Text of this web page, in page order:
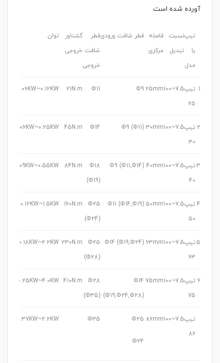
آورده شده است.
تیپ
یا
مدل
نسبت
تبدیل
فاصله
مرکزی
قطر شافت ورودیقطر
شافت
خروجی
گشتاور
خروجی
توان
1 تیپ
25
7.5~100
25mm
Φ9
Φ11
21N.m
0.06KW~0.12KW
2 تیپ
30
7.5~100
30mm
Φ9 (Φ11)
Φ14
45N.m
0.06KW~0.25KW
3تیپ
40
7.5~100
40mm
Φ9 (Φ11,Φ14)
Φ18
(Φ19)
84N.m
0.09KW~0.55KW
4 تیپ
50
7.5~100
50mm
Φ11 (Φ14,Φ19)
Φ25
(Φ24)
160N.m
0.12KW~1.5KW
5تیپ
63
7.5~100
63mm
Φ14 (Φ19,Φ24)
Φ25
(Φ28)
230N.m
0.18KW~2.2KW
6 تیپ
75
7.5~100
75mm
Φ14
(Φ19,Φ24,Φ28)
Φ28
(Φ35)
410N.m
0.25KW~4.0KW
تیپ
86
7.5~100
86mm
Φ25
Φ24
Φ35
0.37KW~2.2KW